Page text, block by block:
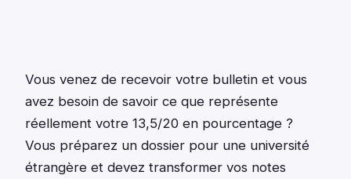
Vous venez de recevoir votre bulletin et vous
avez besoin de savoir ce que représente
réellement votre 13,5/20 en pourcentage ?
Vous préparez un dossier pour une université
étrangère et devez transformer vos notes